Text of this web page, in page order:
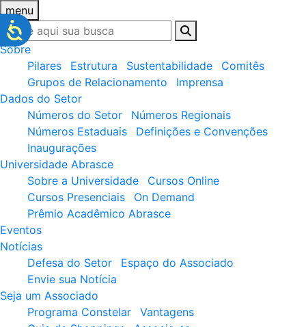
menu
Sobre
Pilares
Estrutura Sustentabilidade
Comitês
Grupos de Relacionamento
Imprensa
Dados do Setor
Números do Setor
Números Regionais
Números Estaduais
Definições e Convenções
Inaugurações
Universidade Abrasce
Sobre a Universidade
Cursos Online
Cursos Presenciais
On Demand
Prêmio Acadêmico Abrasce
Eventos
Notícias
Defesa do Setor
Espaço do Associado
Envie sua Notícia
Seja um Associado
Programa Constelar
Vantagens